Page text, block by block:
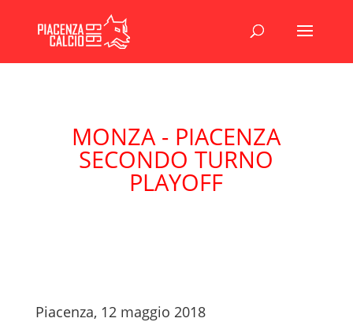
MONZA - PIACENZA
SECONDO TURNO
PLAYOFF
Piacenza, 12 maggio 2018